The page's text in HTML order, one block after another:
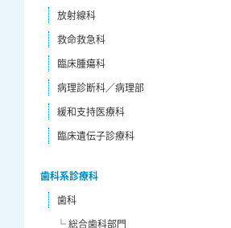
放射線科
救命救急科
臨床腫瘍科
病理診断科／病理部
緩和支持医療科
臨床遺伝子診療科
歯科系診療科
歯科
└ 総合歯科部門